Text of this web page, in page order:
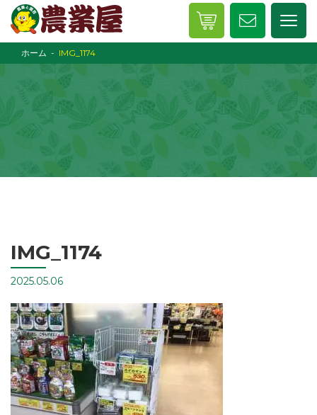
ホーム IMG_1174
IMG_1174
2025.05.06